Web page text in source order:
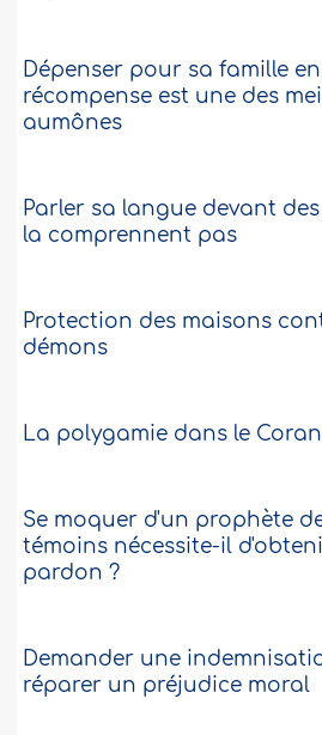
Dépenser pour sa famille
récompense est une des
aumônes
Parler sa langue devant
la comprennent pas
Protection des maisons
démons
La polygamie dans le Coran
Se moquer d'un prophète
témoins nécessite-il
pardon ?
Demander une
réparer un préjudice moral